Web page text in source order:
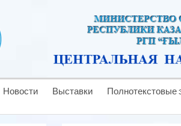
Новости Выставки